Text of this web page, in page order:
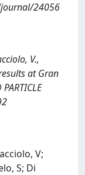
24056
V.,
at Gran
V;
S; Di